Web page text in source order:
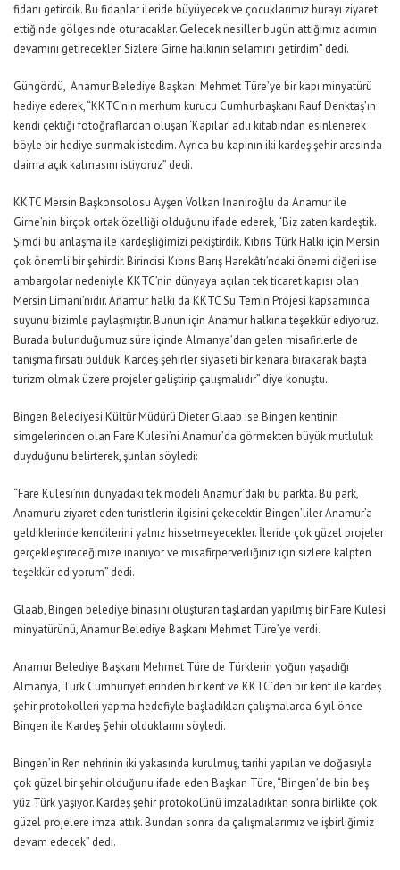
fidanı getirdik. Bu fidanlar ileride büyüyecek ve çocuklarımız burayı ziyaret
ettiğinde gölgesinde oturacaklar. Gelecek nesiller bugün attığımız adımın
devamını getirecekler. Sizlere Girne halkının selamını getirdim” dedi.
Güngördü, Anamur Belediye Başkanı Mehmet Türe’ye bir kapı minyatürü
hediye ederek, “KKTC’nin merhum kurucu Cumhurbaşkanı Rauf Denktaş’ın
kendi çektiği fotoğraflardan oluşan ‘Kapılar’ adlı kitabından esinlenerek
böyle bir hediye sunmak istedim. Ayrıca bu kapının iki kardeş şehir arasında
daima açık kalmasını istiyoruz” dedi.
KKTC Mersin Başkonsolosu Ayşen Volkan İnanıroğlu da Anamur ile
Girne’nin birçok ortak özelliği olduğunu ifade ederek, “Biz zaten kardeştik.
Şimdi bu anlaşma ile kardeşliğimizi pekiştirdik. Kıbrıs Türk Halkı için Mersin
çok önemli bir şehirdir. Birincisi Kıbrıs Barış Harekâtı’ndaki önemi diğeri ise
ambargolar nedeniyle KKTC’nin dünyaya açılan tek ticaret kapısı olan
Mersin Limanı’nıdır. Anamur halkı da KKTC Su Temin Projesi kapsamında
suyunu bizimle paylaşmıştır. Bunun için Anamur halkına teşekkür ediyoruz.
Burada bulunduğumuz süre içinde Almanya’dan gelen misafirlerle de
tanışma fırsatı bulduk. Kardeş şehirler siyaseti bir kenara bırakarak başta
turizm olmak üzere projeler geliştirip çalışmalıdır” diye konuştu.
Bingen Belediyesi Kültür Müdürü Dieter Glaab ise Bingen kentinin
simgelerinden olan Fare Kulesi’ni Anamur’da görmekten büyük mutluluk
duyduğunu belirterek, şunları söyledi:
“Fare Kulesi’nin dünyadaki tek modeli Anamur’daki bu parkta. Bu park,
Anamur’u ziyaret eden turistlerin ilgisini çekecektir. Bingen’liler Anamur’a
geldiklerinde kendilerini yalnız hissetmeyecekler. İleride çok güzel projeler
gerçekleştireceğimize inanıyor ve misafirperverliğiniz için sizlere kalpten
teşekkür ediyorum” dedi.
Glaab, Bingen belediye binasını oluşturan taşlardan yapılmış bir Fare Kulesi
minyatürünü, Anamur Belediye Başkanı Mehmet Türe’ye verdi.
Anamur Belediye Başkanı Mehmet Türe de Türklerin yoğun yaşadığı
Almanya, Türk Cumhuriyetlerinden bir kent ve KKTC’den bir kent ile kardeş
şehir protokolleri yapma hedefiyle başladıkları çalışmalarda 6 yıl önce
Bingen ile Kardeş Şehir olduklarını söyledi.
Bingen’in Ren nehrinin iki yakasında kurulmuş, tarihi yapıları ve doğasıyla
çok güzel bir şehir olduğunu ifade eden Başkan Türe, “Bingen’de bin beş
yüz Türk yaşıyor. Kardeş şehir protokolünü imzaladıktan sonra birlikte çok
güzel projelere imza attık. Bundan sonra da çalışmalarımız ve işbirliğimiz
devam edecek” dedi.